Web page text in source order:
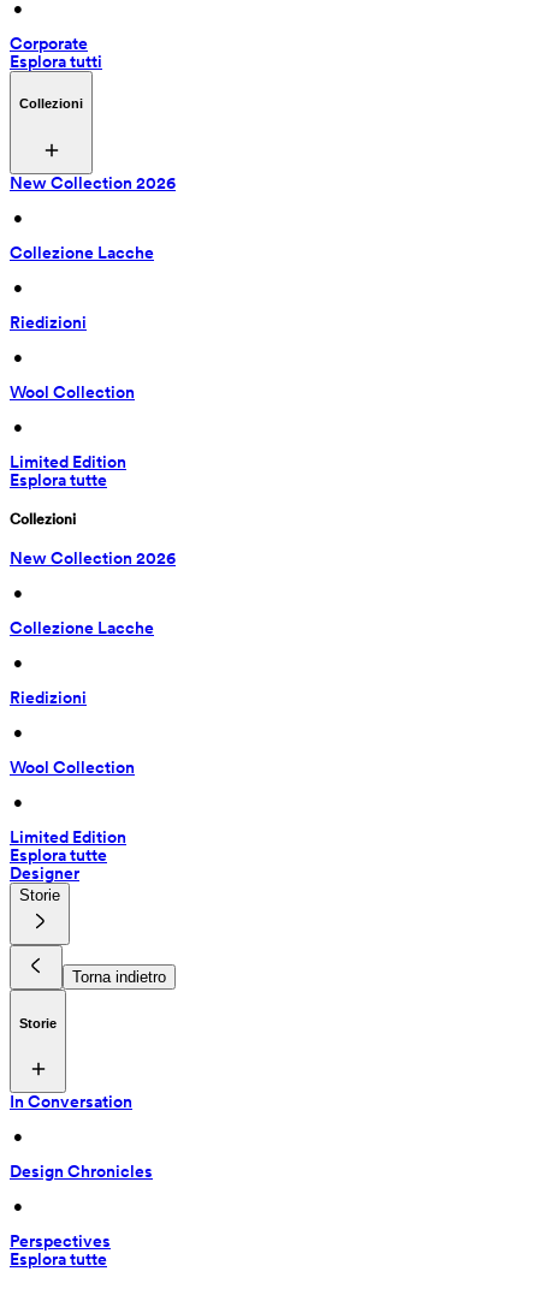
•
Corporate
Esplora tutti
Collezioni
New Collection 2026
•
Collezione Lacche
•
Riedizioni
•
Wool Collection
•
Limited Edition
Esplora tutte
Collezioni
New Collection 2026
•
Collezione Lacche
•
Riedizioni
•
Wool Collection
•
Limited Edition
Esplora tutte
Designer
Storie
Torna indietro
Storie
In Conversation
•
Design Chronicles
•
Perspectives
Esplora tutte